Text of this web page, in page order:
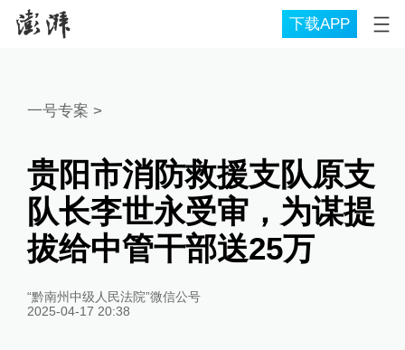
下载APP
一号专案 >
贵阳市消防救援支队原支
队长李世永受审，为谋提
拔给中管干部送25万
“黔南州中级人民法院”微信公号
2025-04-17 20:38